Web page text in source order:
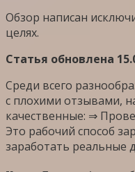
Обзор написан
целях.
Статья обновлена
Среди всего
с плохими отзывами,
качественные: ⇒
Это рабочий способ
заработать реальные